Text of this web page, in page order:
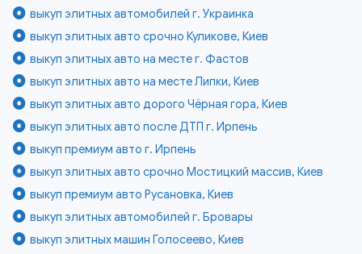
выкуп элитных автомобилей г. Украинка
выкуп элитных авто срочно Куликове, Киев
выкуп элитных авто на месте г. Фастов
выкуп элитных авто на месте Липки, Киев
выкуп элитных авто дорого Чёрная гора, Киев
выкуп элитных авто после ДТП г. Ирпень
выкуп премиум авто г. Ирпень
выкуп элитных авто срочно Мостицкий массив, Киев
выкуп премиум авто Русановка, Киев
выкуп элитных автомобилей г. Бровары
выкуп элитных машин Голосеево, Киев